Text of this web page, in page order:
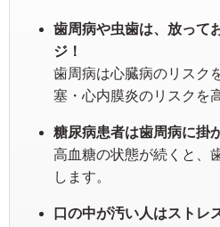
歯周病や虫歯は、放って
ジ！
歯周病は心臓病のリスク
塞・心内膜炎のリスクを
糖尿病患者は歯周病に掛
高血糖の状態が続くと、
します。
口の中が汚い人はストレ